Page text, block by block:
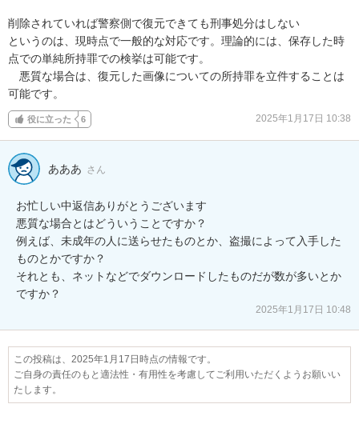
削除されていれば警察側で復元できても刑事処分はしない
というのは、現時点で一般的な対応です。理論的には、保存した時
点での単純所持罪での検挙は可能です。
悪質な場合は、復元した画像についての所持罪を立件することは
可能です。
役に立った 6 2025年1月17日 10:38
あああ さん
お忙しい中返信ありがとうございます
悪質な場合とはどういうことですか？
例えば、未成年の人に送らせたものとか、盗撮によって入手した
ものとかですか？
それとも、ネットなどでダウンロードしたものだが数が多いとか
ですか？
2025年1月17日 10:48
この投稿は、2025年1月17日時点の情報です。
ご自身の責任のもと適法性・有用性を考慮してご利用いただくようお願いい
たします。